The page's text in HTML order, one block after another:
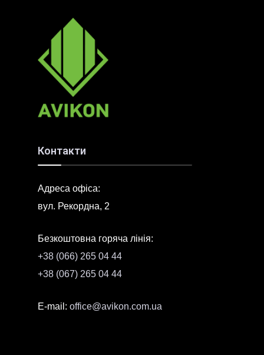
Контакти
Адреса офіса:
вул. Рекордна, 2
Безкоштовна горяча лінія:
+38 (066) 265 04 44
+38 (067) 265 04 44
E-mail: offісe@avikon.com.ua